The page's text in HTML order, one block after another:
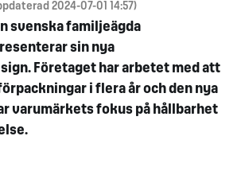
2024-07-01 14:57)
svenska familjeägda
sin nya
Företaget har arbetet med att
i flera år och den nya
varumärkets fokus på hållbarhet